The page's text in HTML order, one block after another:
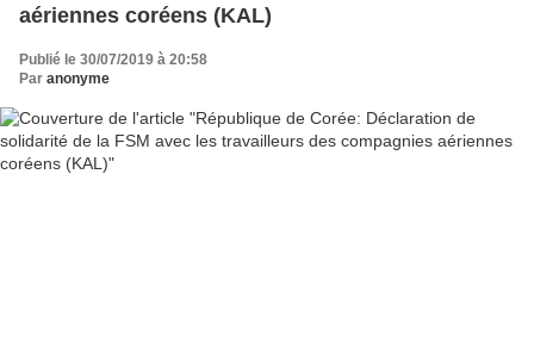
aériennes coréens (KAL)
Publié le 30/07/2019 à 20:58
Par anonyme